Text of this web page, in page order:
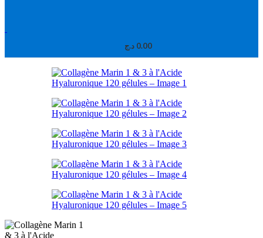
0.00 د.ج